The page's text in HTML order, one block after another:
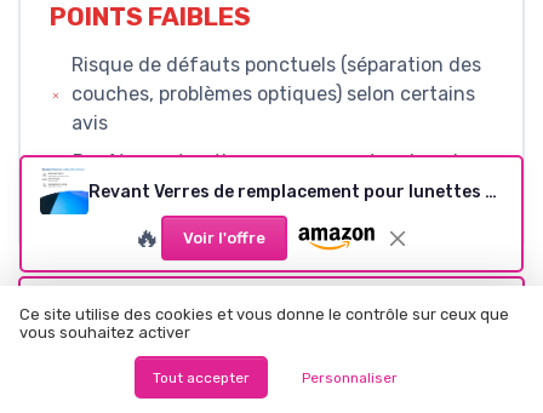
POINTS FAIBLES
Risque de défauts ponctuels (séparation des
couches, problèmes optiques) selon certains
avis
Revêtement anti-rayures correct mais qui
nécessite beaucoup de soin pour durer
CONCLUSION
NOTE DE LA RÉDACTION
Revant Verres de remplacement pour lunettes de soleil Oakley Crosshair 2.0 OO4044 Miroir Bleu Glacier - Polarisé
🔥 Voir l'offre
Ce site utilise des cookies et vous donne le contrôle sur ceux que
vous souhaitez activer
Tout accepter Personnaliser